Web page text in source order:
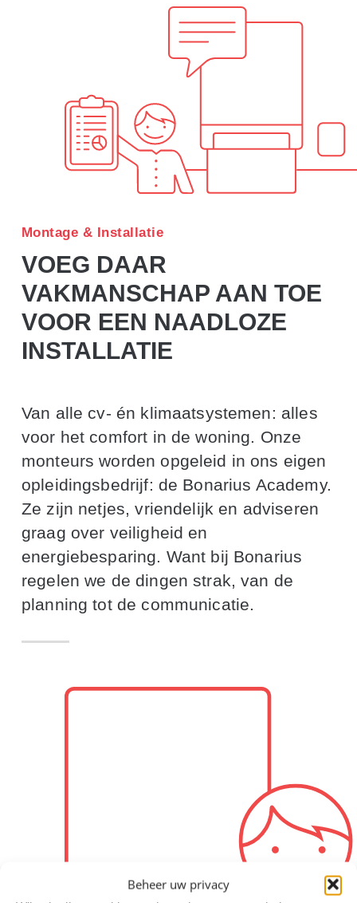
Beheer uw privacy
Montage & Installatie
VOEG DAAR
VAKMANSCHAP AAN TOE
VOOR EEN NAADLOZE
INSTALLATIE
Van alle cv- én klimaatsystemen: alles
voor het comfort in de woning. Onze
monteurs worden opgeleid in ons eigen
opleidingsbedrijf: de Bonarius Academy.
Ze zijn netjes, vriendelijk en adviseren
graag over veiligheid en
energiebesparing. Want bij Bonarius
regelen we de dingen strak, van de
planning tot de communicatie.